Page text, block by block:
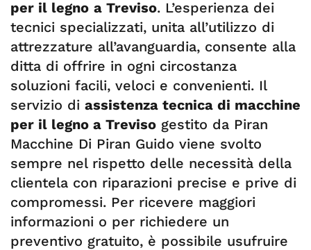
per il legno a Treviso. L’esperienza dei
tecnici specializzati, unita all’utilizzo di
attrezzature all’avanguardia, consente alla
ditta di offrire in ogni circostanza
soluzioni facili, veloci e convenienti. Il
servizio di assistenza tecnica di macchine
per il legno a Treviso gestito da Piran
Macchine Di Piran Guido viene svolto
sempre nel rispetto delle necessità della
clientela con riparazioni precise e prive di
compromessi. Per ricevere maggiori
informazioni o per richiedere un
preventivo gratuito, è possibile usufruire